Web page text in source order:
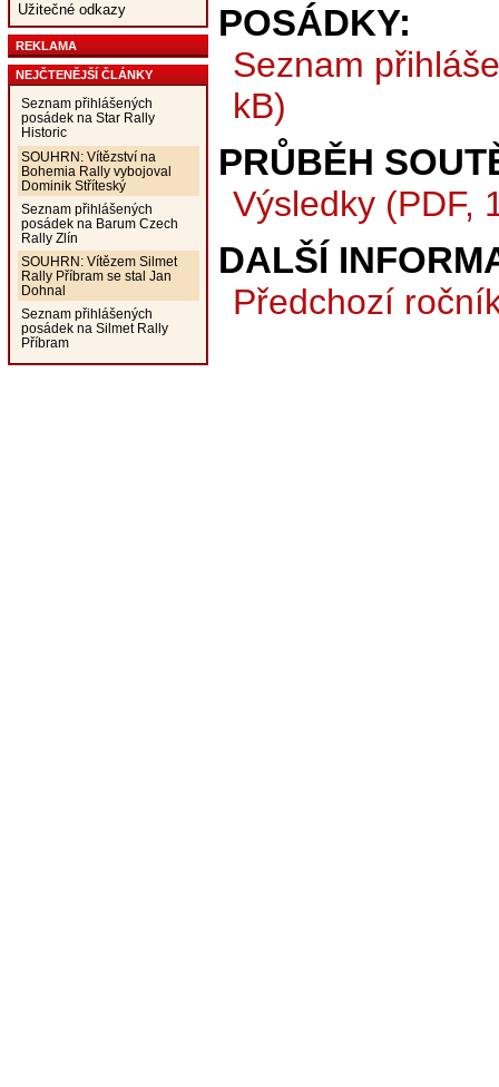
Užitečné odkazy
REKLAMA
NEJČTENĚJŠÍ ČLÁNKY
Seznam přihlášených
posádek na Star Rally
Historic
SOUHRN: Vítězství na
Bohemia Rally vybojoval
Dominik Stříteský
Seznam přihlášených
posádek na Barum Czech
Rally Zlín
SOUHRN: Vítězem Silmet
Rally Příbram se stal Jan
Dohnal
Seznam přihlášených
posádek na Silmet Rally
Příbram
POSÁDKY:
Seznam
kB)
PRŮBĚH
Výsledky (PDF,
DALŠÍ
Předchozí